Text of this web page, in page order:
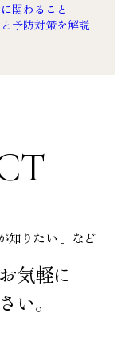
関わること
予防対策を解説
知りたい 」など
気軽に
い。